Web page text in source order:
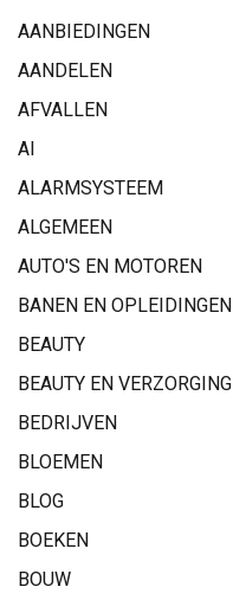
AANBIEDINGEN
AANDELEN
AFVALLEN
AI
ALARMSYSTEEM
ALGEMEEN
AUTO'S EN MOTOREN
BANEN EN OPLEIDINGEN
BEAUTY
BEAUTY EN VERZORGING
BEDRIJVEN
BLOEMEN
BLOG
BOEKEN
BOUW